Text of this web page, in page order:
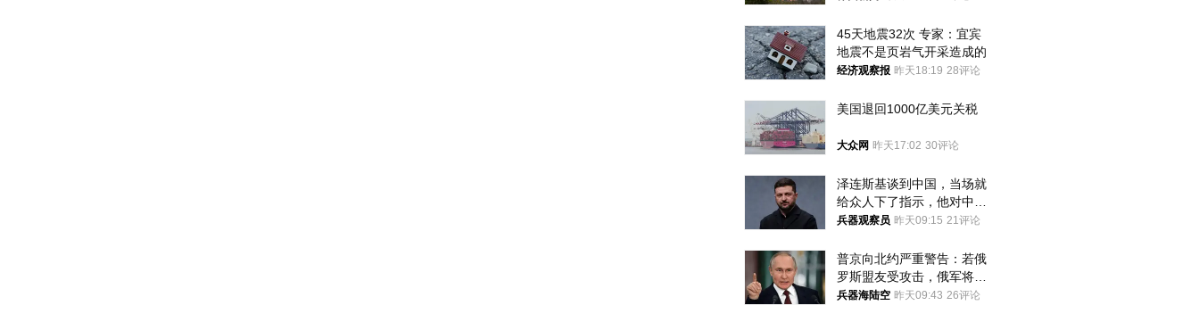
45天地震32次 专家：宜宾
地震不是页岩气开采造成的
经济观察报 昨天18:19 28评论
美国退回1000亿美元关税
大众网 昨天17:02 30评论
泽连斯基谈到中国，当场就
给众人下了指示，他对中国
和中乌关系，显然又有了新
兵器观察员 昨天09:15 21评论
普京向北约严重警告：若俄
罗斯盟友受攻击，俄军将动
用核武器保护
兵器海陆空 昨天09:43 26评论